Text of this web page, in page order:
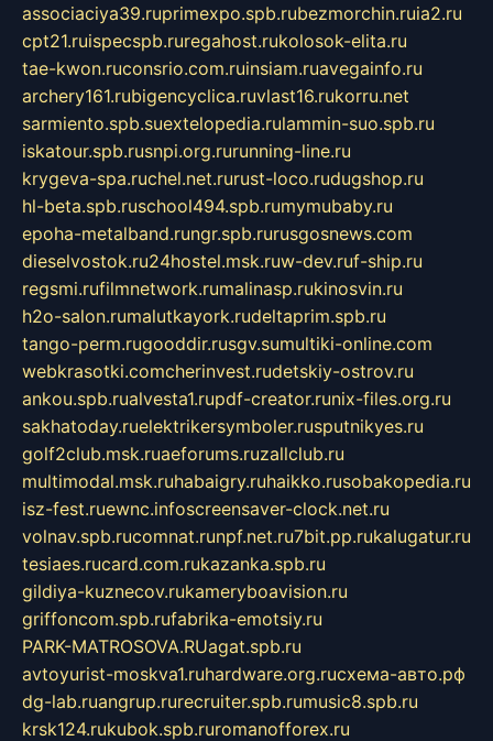
associaciya39.ruprimexpo.spb.rubezmorchin.ruia2.ru
cpt21.ruispecspb.ruregahost.rukolosok-elita.ru
tae-kwon.ruconsrio.com.ruinsiam.ruavegainfo.ru
archery161.rubigencyclica.ruvlast16.rukorru.net
sarmiento.spb.suextelopedia.rulammin-suo.spb.ru
iskatour.spb.rusnpi.org.rurunning-line.ru
krygeva-spa.ruchel.net.rurust-loco.rudugshop.ru
hl-beta.spb.ruschool494.spb.rumymubaby.ru
epoha-metalband.rungr.spb.rurusgosnews.com
dieselvostok.ru24hostel.msk.ruw-dev.ruf-ship.ru
regsmi.rufilmnetwork.rumalinasp.rukinosvin.ru
h2o-salon.rumalutkayork.rudeltaprim.spb.ru
tango-perm.rugooddir.rusgv.sumultiki-online.com
webkrasotki.comcherinvest.rudetskiy-ostrov.ru
ankou.spb.rualvesta1.rupdf-creator.runix-files.org.ru
sakhatoday.ruelektrikersymboler.rusputnikyes.ru
golf2club.msk.ruaeforums.ruzallclub.ru
multimodal.msk.ruhabaigry.ruhaikko.rusobakopedia.ru
isz-fest.ruewnc.infoscreensaver-clock.net.ru
volnav.spb.rucomnat.runpf.net.ru7bit.pp.rukalugatur.ru
tesiaes.rucard.com.rukazanka.spb.ru
gildiya-kuznecov.rukameryboavision.ru
griffoncom.spb.rufabrika-emotsiy.ru
PARK-MATROSOVA.RUagat.spb.ru
avtoyurist-moskva1.ruhardware.org.ruсхема-авто.рф
dg-lab.ruangrup.rurecruiter.spb.rumusic8.spb.ru
krsk124.rukubok.spb.ruromanofforex.ru